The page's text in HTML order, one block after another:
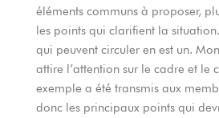
éléments communs à proposer,
les points qui clarifient la
qui peuvent circuler en est un.
attire l’attention sur le cadre et le
exemple a été transmis aux
donc les principaux points qui